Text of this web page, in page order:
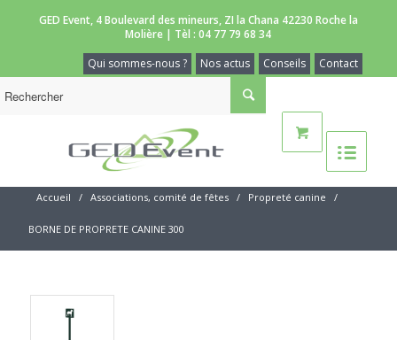
GED Event, 4 Boulevard des mineurs, ZI la Chana 42230 Roche la
Molière | Tèl :04 77 79 68 34
Contact
Conseils
Nos actus
Qui sommes-nous ?
Accueil / Associations, comité de fêtes / Propreté canine /
BORNE DE PROPRETE CANINE 300